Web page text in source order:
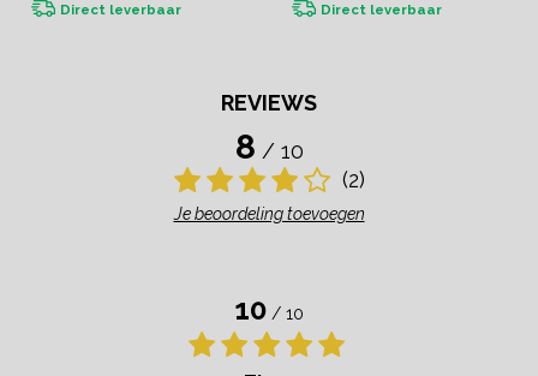
Direct leverbaar Direct leverbaar
REVIEWS
8 / 10
(2)
Je beoordeling toevoegen
10 / 10